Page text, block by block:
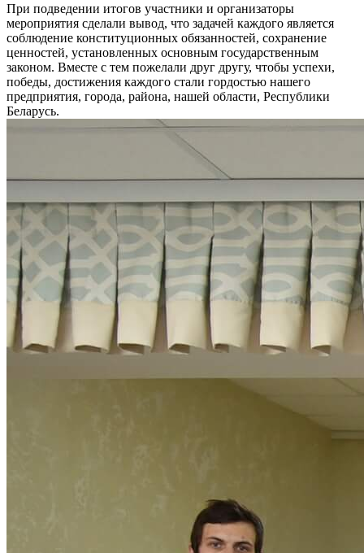
При подведении итогов участники и организаторы
мероприятия сделали вывод, что задачей каждого является
соблюдение конституционных обязанностей, сохранение
ценностей, установленных основным государственным
законом. Вместе с тем пожелали друг другу, чтобы успехи,
победы, достижения каждого стали гордостью нашего
предприятия, города, района, нашей области, Республики
Беларусь.